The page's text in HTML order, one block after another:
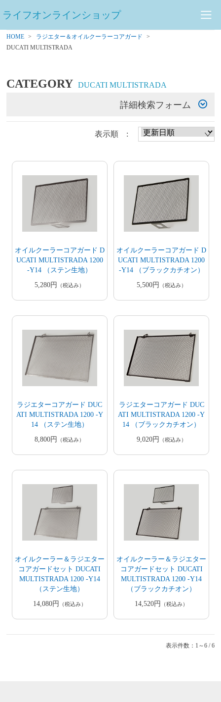
ライフオンラインショップ
HOME
ラジエター＆オイルクーラーコアガード
DUCATI MULTISTRADA
CATEGORY DUCATI MULTISTRADA
詳細検索フォーム
表示順 :
オイルクーラーコアガード D
UCATI MULTISTRADA 1200
-Y14 （ステン生地）
5,280円
（税込み）
オイルクーラーコアガード D
UCATI MULTISTRADA 1200
-Y14 （ブラックカチオン）
5,500円
（税込み）
ラジエターコアガード DUC
ATI MULTISTRADA 1200 -Y
14 （ステン生地）
8,800円
（税込み）
ラジエターコアガード DUC
ATI MULTISTRADA 1200 -Y
14 （ブラックカチオン）
9,020円
（税込み）
オイルクーラー＆ラジエター
コアガードセット DUCATI
MULTISTRADA 1200 -Y14
（ステン生地）
14,080円
（税込み）
オイルクーラー＆ラジエター
コアガードセット DUCATI
MULTISTRADA 1200 -Y14
（ブラックカチオン）
14,520円
（税込み）
表示件数：1～6 / 6